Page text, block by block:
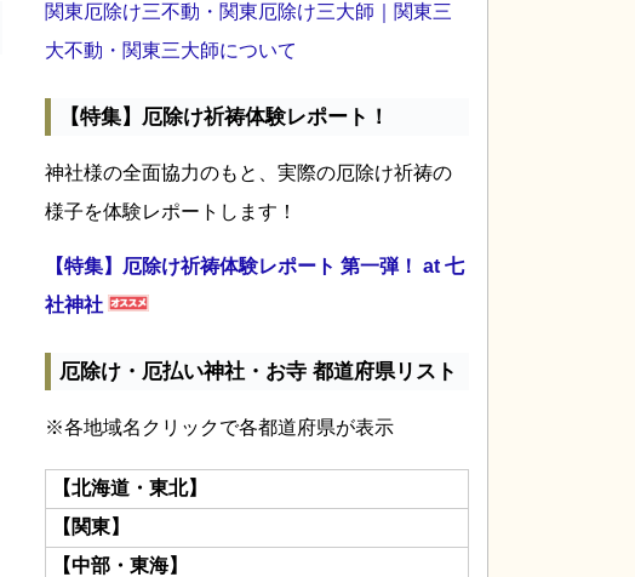
関東厄除け三不動・関東厄除け三大師｜関東三
大不動・関東三大師について
【特集】厄除け祈祷体験レポート！
神社様の全面協力のもと、実際の厄除け祈祷の
様子を体験レポートします！
【特集】厄除け祈祷体験レポート 第一弾！ at 七
社神社
厄除け・厄払い神社・お寺 都道府県リスト
※各地域名クリックで各都道府県が表示
【北海道・東北】
【関東】
【中部・東海】